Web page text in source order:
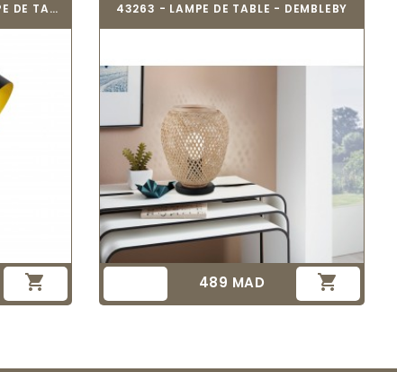
EGLO 43007 - AMPOULE LAMPE DE TABLE -...

43263 - LAMPE DE TABLE - DEMBLEBY
Prix
489 MAD 